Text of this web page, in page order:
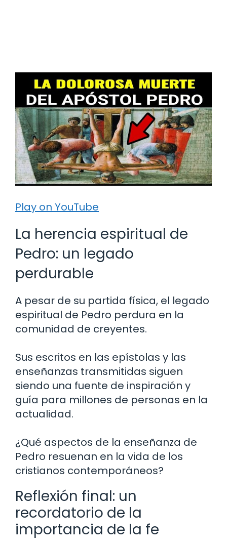
Play on YouTube
La herencia espiritual de
Pedro: un legado
perdurable
A pesar de su partida física, el legado
espiritual de Pedro perdura en la
comunidad de creyentes.
Sus escritos en las epístolas y las
enseñanzas transmitidas siguen
siendo una fuente de inspiración y
guía para millones de personas en la
actualidad.
¿Qué aspectos de la enseñanza de
Pedro resuenan en la vida de los
cristianos contemporáneos?
Reflexión final: un
recordatorio de la
importancia de la fe